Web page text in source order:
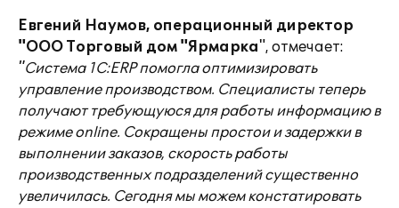
Евгений Наумов, операционный директор
"ООО Торговый дом "Ярмарка", отмечает:
"Система 1С:ERP помогла оптимизировать
управление производством. Специалисты теперь
получают требующуюся для работы информацию в
режиме online. Сокращены простои и задержки в
выполнении заказов, скорость работы
производственных подразделений существенно
увеличилась. Сегодня мы можем констатировать